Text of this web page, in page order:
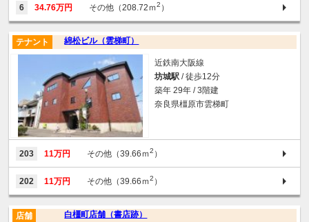
6 34.76万円 その他（208.72ｍ2 ）
綿松ビル（雲梯町）
テナント
近鉄南大阪線
坊城駅 / 徒歩12分
築年 29年 / 3階建
奈良県橿原市雲梯町
203 11万円 その他（39.66ｍ2 ）
202 11万円 その他（39.66ｍ2 ）
白橿町店舗（書店跡）
店舗